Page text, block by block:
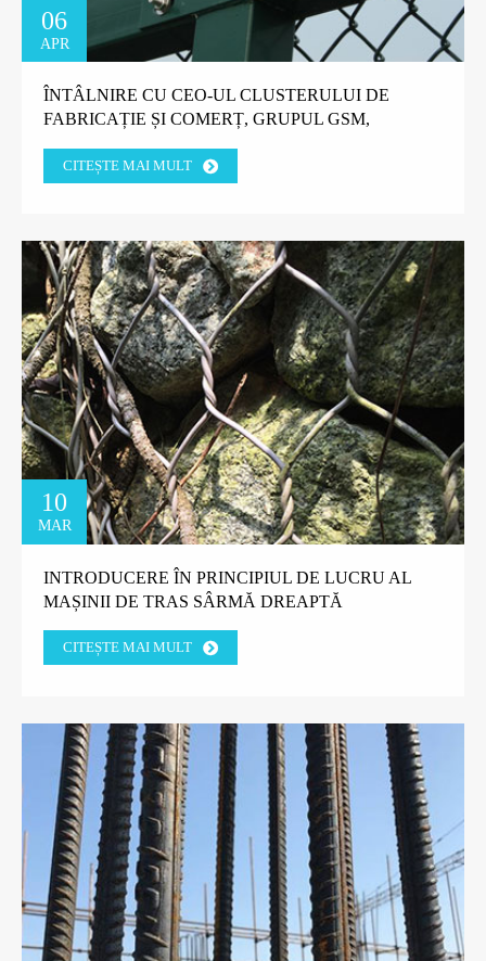
06
APR
ÎNTÂLNIRE CU CEO-UL CLUSTERULUI DE
FABRICAȚIE ȘI COMERȚ, GRUPUL GSM,
CITEȘTE MAI MULT
10
MAR
INTRODUCERE ÎN PRINCIPIUL DE LUCRU AL
MAȘINII DE TRAS SÂRMĂ DREAPTĂ
CITEȘTE MAI MULT